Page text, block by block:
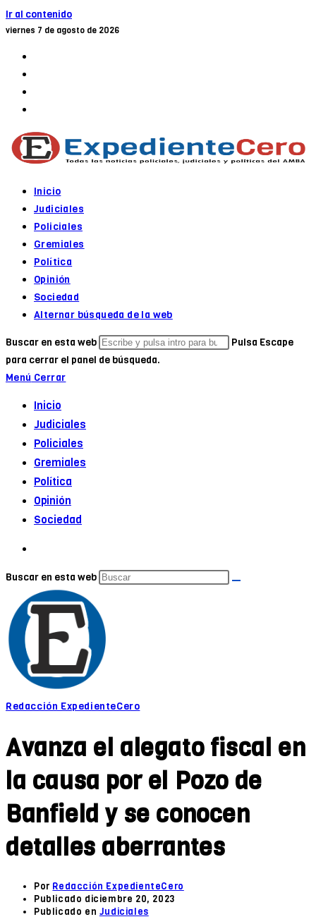
Ir al contenido
viernes 7 de agosto de 2026
Inicio
Judiciales
Policiales
Gremiales
Política
Opinión
Sociedad
Alternar búsqueda de la web
Buscar en esta web
Pulsa Escape
para cerrar el panel de búsqueda.
Menú Cerrar
Inicio
Judiciales
Policiales
Gremiales
Política
Opinión
Sociedad
Buscar en esta web
Redacción ExpedienteCero
Avanza el alegato fiscal en
la causa por el Pozo de
Banfield y se conocen
detalles aberrantes
Por Redacción ExpedienteCero
Publicado diciembre 20, 2023
Publicado en Judiciales